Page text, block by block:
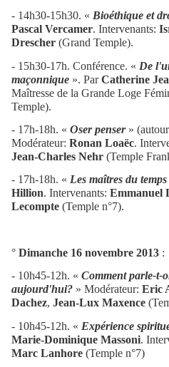
- 14h30-15h30. « Bioéthique et
Pascal Vercamer. Intervenants:
Drescher (Grand Temple).
- 15h30-17h. Conférence. « De
maçonnique ». ParCatherine
Maîtresse de la Grande Loge
Temple).
- 17h-18h. « Oser penser»
Modérateur: Ronan Loaëc.
Jean-Charles Nehr (Temple
- 17h-18h. « Les maîtres du temps
Hillion. Intervenants: Emmanuel
Lecompte (Temple n°7).
° Dimanche 16 novembre 2013 :
- 10h45-12h. « Comment parle-t-
aujourd'hui? » Modérateur: Eric
Dachez, Jean-Lux Maxence
- 10h45-12h. « Expérience
Marie-Dominique Massoni.
Marc Lanhore (Temple n°7)